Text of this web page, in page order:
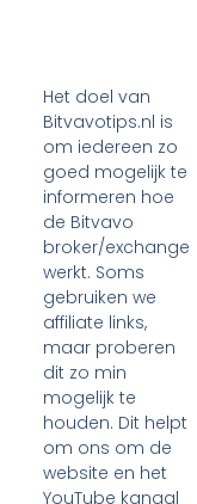
Het doel van
Bitvavotips.nl is
om iedereen zo
goed mogelijk te
informeren hoe
de Bitvavo
broker/exchange
werkt. Soms
gebruiken we
affiliate links,
maar proberen
dit zo min
mogelijk te
houden. Dit helpt
om ons om de
website en het
YouTube kanaal